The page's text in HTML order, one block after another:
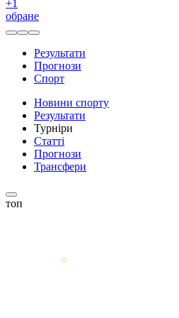
+1
обране
Результати
Прогнози
Спорт
Новини спорту
Результати
Турніри
Статті
Прогнози
Трансфери
топ